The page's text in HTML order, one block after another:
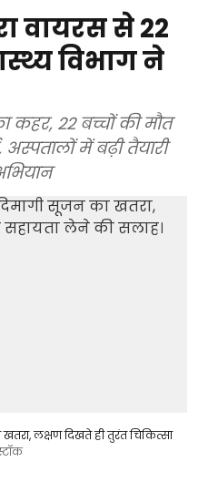
वायरस से 22
विभाग ने
कहर, 22 बच्चों की मौत
में बढ़ी तैयारी
लक्षण दिखते ही तुरंत चिकित्सा